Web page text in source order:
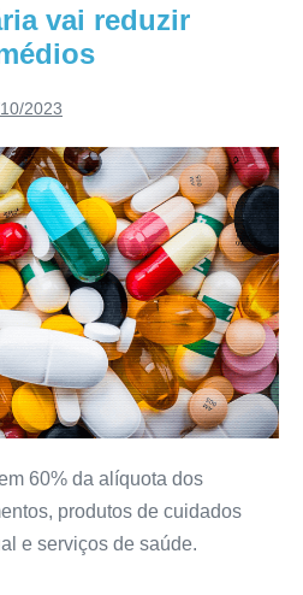
vai reduzir
2023
60% da alíquota dos
produtos de cuidados
e serviços de saúde.